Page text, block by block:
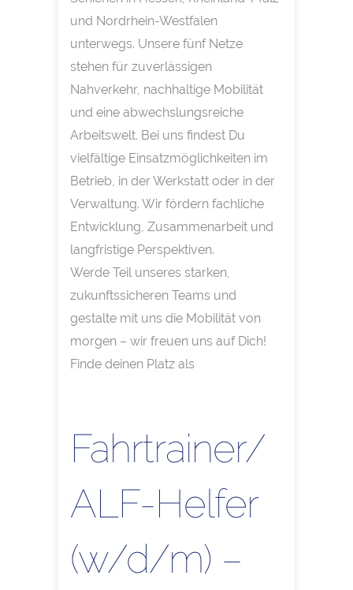
und Nordrhein-Westfalen
unterwegs. Unsere fünf Netze
stehen für zuverlässigen
Nahverkehr, nachhaltige Mobilität
und eine abwechslungsreiche
Arbeitswelt. Bei uns findest Du
vielfältige Einsatzmöglichkeiten im
Betrieb, in der Werkstatt oder in der
Verwaltung. Wir fördern fachliche
Entwicklung, Zusammenarbeit und
langfristige Perspektiven.
Werde Teil unseres starken,
zukunftssicheren Teams und
gestalte mit uns die Mobilität von
morgen – wir freuen uns auf Dich!
Finde deinen Platz als
Fahrtrainer/
ALF-Helfer
(w/d/m) –